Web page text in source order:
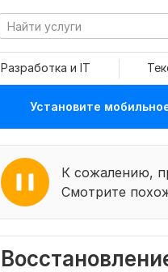
Разработка и IT
Установите
К сожалению,
Смотрите